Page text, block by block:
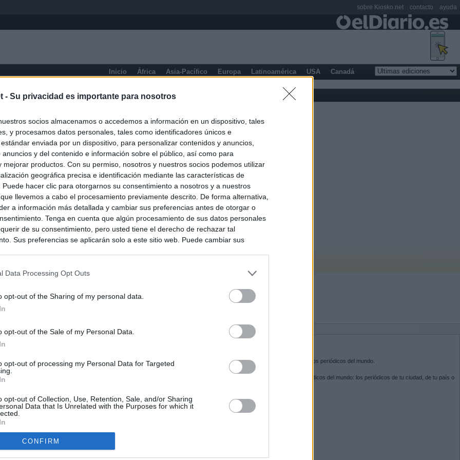
- Su privacidad es importante para nosotros
socios almacenamos o accedemos a información en un dispositivo, tales
y procesamos datos personales, tales como identificadores únicos e
enviada por un dispositivo, para personalizar contenidos y anuncios,
anuncios y del contenido e información sobre el público, así como para
mejorar productos. Con su permiso, nosotros y nuestros socios podemos utilizar
geográfica precisa e identificación mediante las características de
Puede hacer clic para otorgarnos su consentimiento a nosotros y a nuestros
llevemos a cabo el procesamiento previamente descrito. De forma alternativa,
a información más detallada y cambiar sus preferencias antes de otorgar o
Tenga en cuenta que algún procesamiento de sus datos personales
de su consentimiento, pero usted tiene el derecho de rechazar tal
Sus preferencias se aplicarán solo a este sitio web. Puede cambiar sus
Data Processing Opt Outs
opt-out of the Sharing of my personal data.
opt-out of the Sale of my Personal Data.
opt-out of processing my Personal Data for Targeted
opt-out of Collection, Use, Retention, Sale, and/or Sharing
Data that Is Unrelated with the Purposes for which it
CONFIRM
Inicio África Asia-Pacífico Europa Latinoamérica USA Canadá
entre los viajeros procedentes de Italia por los nuevos
esperábamos peor"
en directo: Interior reitera que los controles a viajeros
son aleatorios y no sistemáticos
fronterizo
Kiosko.netes la puerta de entrada a los periódicos del mundo.
Navega por las portadas de los periódicos del mundo: los periódicos de tu ciudad, de tu país o
SÍGUENOS
sobre Kiosko.net contacto ayuda